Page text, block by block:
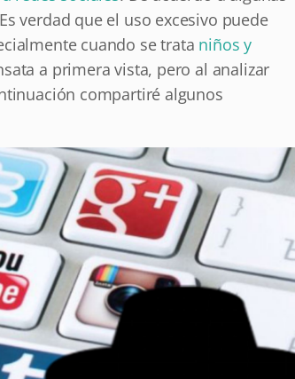
verdad que el uso excesivo puede
cuando se trata niños y
a primera vista, pero al analizar
compartiré algunos